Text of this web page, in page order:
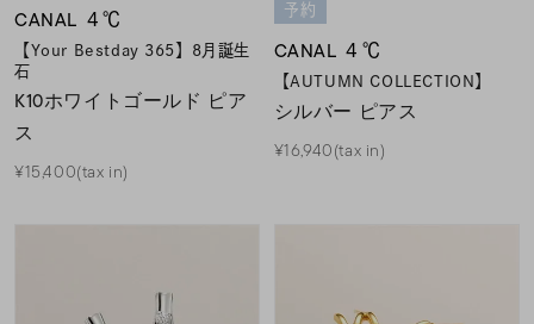
CANAL ４℃
【Your Bestday 365】8月誕生
石
K10ホワイトゴールド ピア
ス
¥15,400(tax in)
予約
CANAL ４℃
【AUTUMN COLLECTION】
シルバー ピアス
¥16,940(tax in)